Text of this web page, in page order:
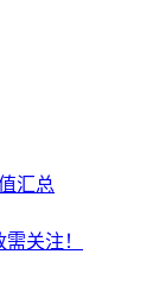
汇总
关注！